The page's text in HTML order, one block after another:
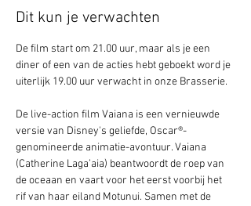
Dit kun je verwachten
De film start om 21.00 uur, maar als je een
diner of een van de acties hebt geboekt word je
uiterlijk 19.00 uur verwacht in onze Brasserie.
De live-action film Vaiana is een vernieuwde
versie van Disney's geliefde, Oscar®-
genomineerde animatie-avontuur. Vaiana
(Catherine Laga’aia) beantwoordt de roep van
de oceaan en vaart voor het eerst voorbij het
rif van haar eiland Motunui. Samen met de